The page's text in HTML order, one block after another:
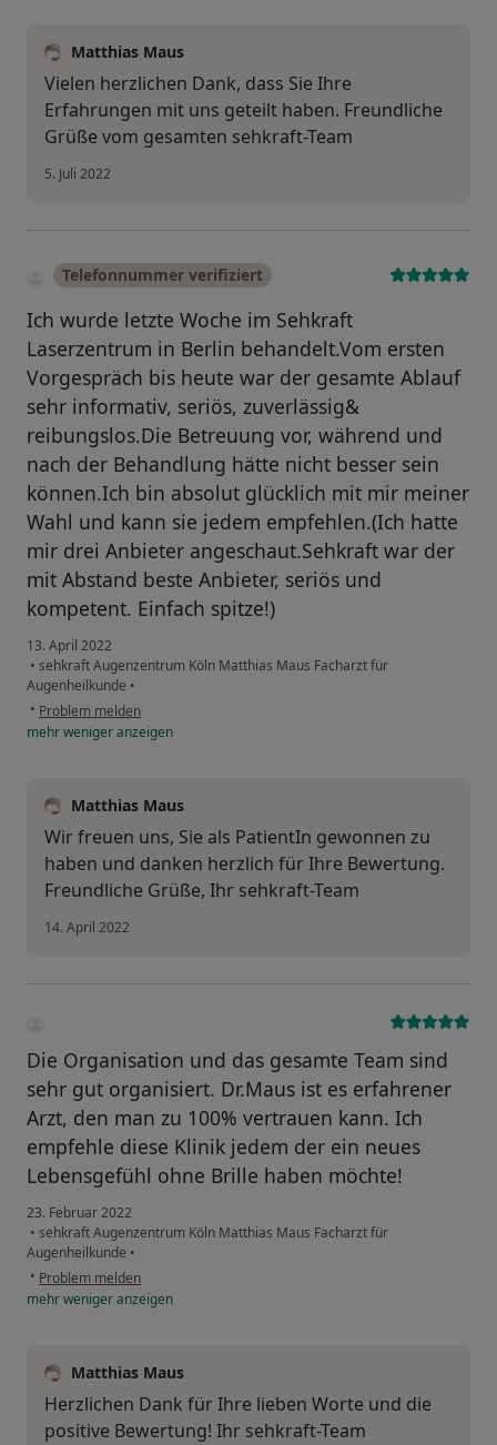
Matthias Maus
Vielen herzlichen Dank, dass Sie Ihre
Erfahrungen mit uns geteilt haben. Freundliche
Grüße vom gesamten sehkraft-Team
5. Juli 2022
Telefonnummer verifiziert
Ich wurde letzte Woche im Sehkraft
Laserzentrum in Berlin behandelt.Vom ersten
Vorgespräch bis heute war der gesamte Ablauf
sehr informativ, seriös, zuverlässig&
reibungslos.Die Betreuung vor, während und
nach der Behandlung hätte nicht besser sein
können.Ich bin absolut glücklich mit mir meiner
Wahl und kann sie jedem empfehlen.(Ich hatte
mir drei Anbieter angeschaut.Sehkraft war der
mit Abstand beste Anbieter, seriös und
kompetent. Einfach spitze!)
13. April 2022
• sehkraft Augenzentrum Köln Matthias Maus Facharzt für
Augenheilkunde •
• Problem melden
mehrwenigeranzeigen
Matthias Maus
Wir freuen uns, Sie als PatientIn gewonnen zu
haben und danken herzlich für Ihre Bewertung.
Freundliche Grüße, Ihr sehkraft-Team
14. April 2022
Die Organisation und das gesamte Team sind
sehr gut organisiert. Dr.Maus ist es erfahrener
Arzt, den man zu 100% vertrauen kann. Ich
empfehle diese Klinik jedem der ein neues
Lebensgefühl ohne Brille haben möchte!
23. Februar 2022
• sehkraft Augenzentrum Köln Matthias Maus Facharzt für
Augenheilkunde •
• Problem melden
mehrwenigeranzeigen
Matthias Maus
Herzlichen Dank für Ihre lieben Worte und die
positive Bewertung! Ihr sehkraft-Team